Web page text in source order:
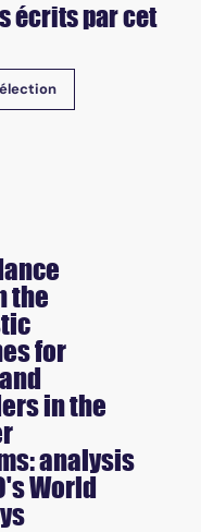
écrits par cet
the
for
in the
analysis
World